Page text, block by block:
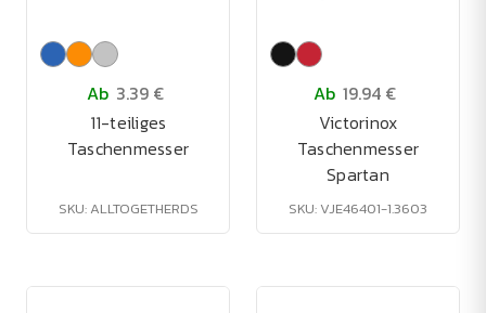
Ab 3.39 €
11-teiliges
Taschenmesser
SKU: ALLTOGETHERDS
Ab 19.94 €
Victorinox
Taschenmesser
Spartan
SKU: VJE46401-1.3603